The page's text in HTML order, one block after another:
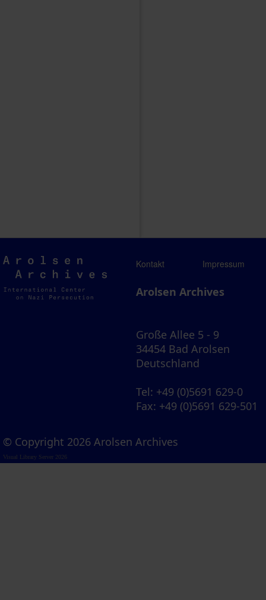
Arolsen
Archives
Kontakt Impressum
Arolsen Archives
Große Allee 5 - 9
34454 Bad Arolsen
Deutschland
Tel: +49 (0)5691 629-0
Fax: +49 (0)5691 629-501
© Copyright 2026 Arolsen Archives
Visual Library Server 2026